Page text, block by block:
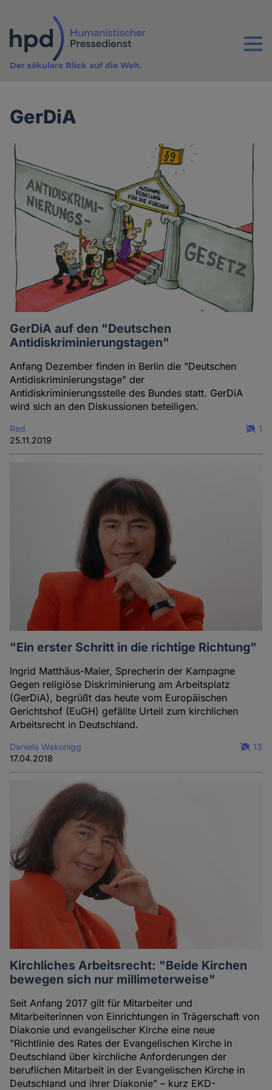
Inhalt
Menu
Der säkulare Blick auf die Welt.
GerDiA
GerDiA auf den "Deutschen
Antidiskriminierungstagen"
Anfang Dezember finden in Berlin die "Deutschen
Antidiskriminierungstage" der
Antidiskriminierungsstelle des Bundes statt. GerDiA
wird sich an den Diskussionen beteiligen.
Red.
25.11.2019
1
"Ein erster Schritt in die richtige Richtung"
Ingrid Matthäus-Maier, Sprecherin der Kampagne
Gegen religiöse Diskriminierung am Arbeitsplatz
(GerDiA), begrüßt das heute vom Europäischen
Gerichtshof (EuGH) gefällte Urteil zum kirchlichen
Arbeitsrecht in Deutschland.
Daniela Wakonigg
17.04.2018
13
Kirchliches Arbeitsrecht: "Beide Kirchen
bewegen sich nur millimeterweise"
Seit Anfang 2017 gilt für Mitarbeiter und
Mitarbeiterinnen von Einrichtungen in Trägerschaft von
Diakonie und evangelischer Kirche eine neue
"Richtlinie des Rates der Evangelischen Kirche in
Deutschland über kirchliche Anforderungen der
beruflichen Mitarbeit in der Evangelischen Kirche in
Deutschland und ihrer Diakonie" – kurz EKD-